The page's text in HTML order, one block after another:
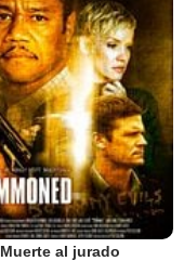
Muerte al jurado